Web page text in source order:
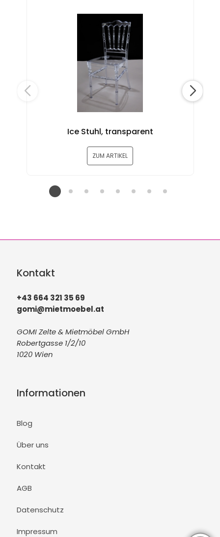
Ice Stuhl, transparent
ZUM ARTIKEL
Kontakt
+43 664 321 35 69
gomi@mietmoebel.at
GOMI Zelte & Mietmöbel GmbH
Robertgasse 1/2/10
1020 Wien
Informationen
Blog
Über uns
Kontakt
AGB
Datenschutz
Impressum